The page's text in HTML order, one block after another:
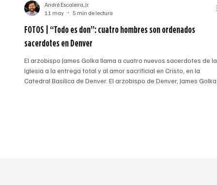
FOTOS | “Todo es don”: cuatro hombres son ordenados
sacerdotes en Denver
El arzobispo James Golka llama a cuatro nuevos sacerdotes de la
Iglesia a la entrega total y al amor sacrificial en Cristo, en la
Catedral Basílica de Denver. El arzobispo de Denver, James Golka,
André Escaleira, Jr.
11 may
5 min de lectura